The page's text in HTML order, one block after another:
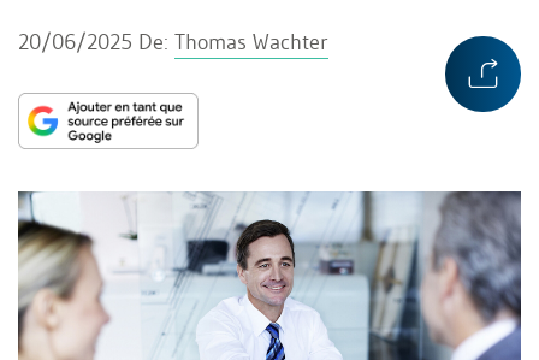
20/06/2025 De: Thomas Wachter